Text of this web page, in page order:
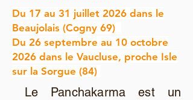
Du 17 au 31 juillet 2026 dans le
Beaujolais (Cogny 69)
Du 26 septembre au 10 octobre
2026 dans le Vaucluse, proche Isle
sur la Sorgue (84)
Le Panchakarma est un